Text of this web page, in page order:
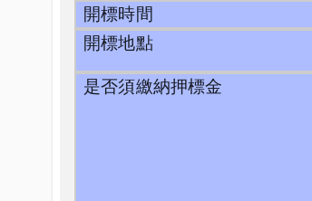
開標時間
開標地點
是否須繳納押標金